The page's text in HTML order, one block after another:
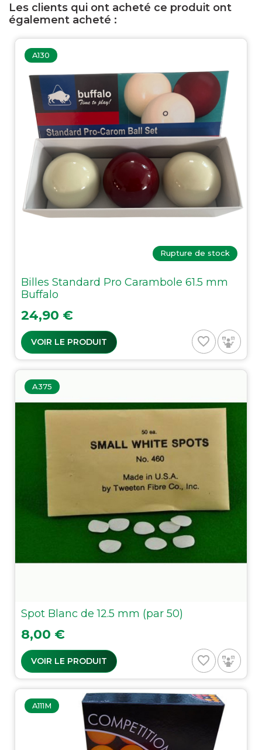
Les clients qui ont acheté ce produit ont
également acheté :
A130
Rupture de stock
Billes Standard Pro Carambole 61.5 mm
Buffalo
Prix
24,90 €
VOIR LE PRODUIT favorite_border
A375
Spot Blanc de 12.5 mm (par 50)
Prix
8,00 €
VOIR LE PRODUIT favorite_border
A111M